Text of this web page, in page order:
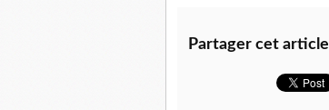
Partager cet article